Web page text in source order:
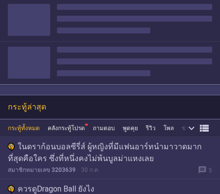
กระทู้ล่าสุด
กระทู้ทั้งหมด คลังกระทู้โปรด ถามตอบ พูดคุย รีวิว โพล ข่าว ซื้อขาย
 
ในดราก้อนบอลซีรี่ส์ ผู้หญิงที่มีแฟนอาร์ทนำมาวาดมาก
ที่สุดคือใคร ซึ่งที่หนึ่งคงไม่พ้นบูลม่าแหงเลย
สมาชิกหมายเลข 3203639 30 ก.ค. message 5
ควรดูDragon Ball ยังไง